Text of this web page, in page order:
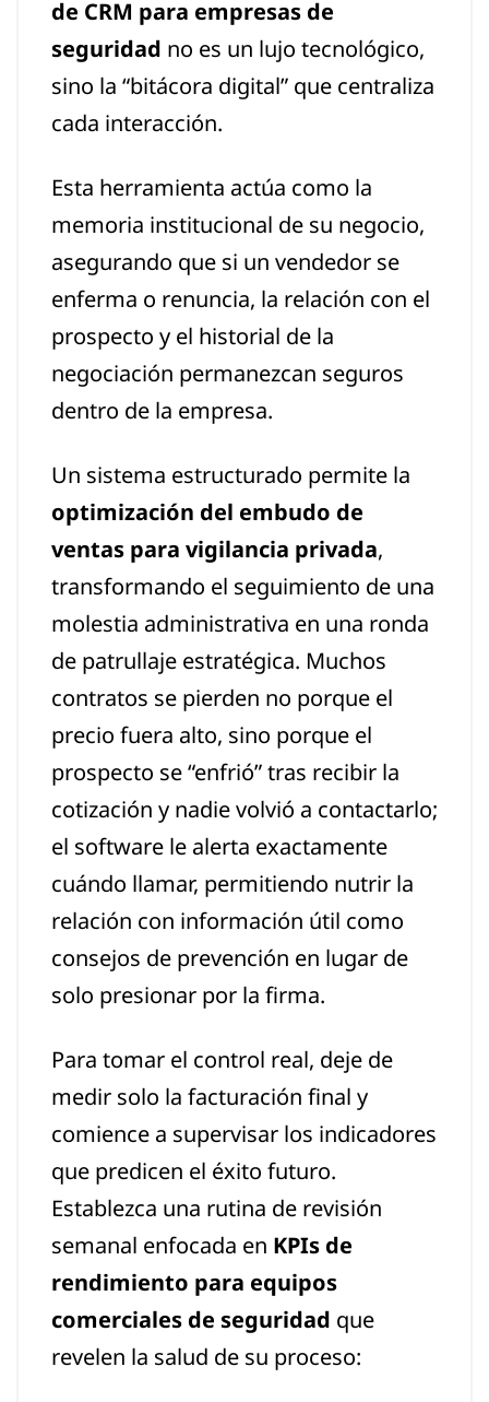
de CRM para empresas de
seguridad no es un lujo tecnológico,
sino la “bitácora digital” que centraliza
cada interacción.
Esta herramienta actúa como la
memoria institucional de su negocio,
asegurando que si un vendedor se
enferma o renuncia, la relación con el
prospecto y el historial de la
negociación permanezcan seguros
dentro de la empresa.
Un sistema estructurado permite la
optimización del embudo de
ventas para vigilancia privada,
transformando el seguimiento de una
molestia administrativa en una ronda
de patrullaje estratégica. Muchos
contratos se pierden no porque el
precio fuera alto, sino porque el
prospecto se “enfrió” tras recibir la
cotización y nadie volvió a contactarlo;
el software le alerta exactamente
cuándo llamar, permitiendo nutrir la
relación con información útil como
consejos de prevención en lugar de
solo presionar por la firma.
Para tomar el control real, deje de
medir solo la facturación final y
comience a supervisar los indicadores
que predicen el éxito futuro.
Establezca una rutina de revisión
semanal enfocada en KPIs de
rendimiento para equipos
comerciales de seguridad que
revelen la salud de su proceso: